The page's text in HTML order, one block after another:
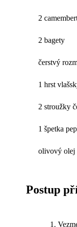
2
2 bagety
čerstvý
1 hrst
2 stroužky
1 špetka
olivový olej
Postup